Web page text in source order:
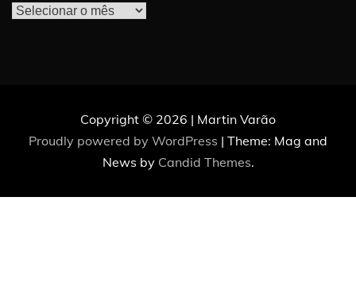
Arquivos
Copyright © 2026 | Martin Varão
Proudly powered by WordPress | Theme: Mag and
News by Candid Themes.